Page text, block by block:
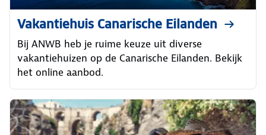
Vakantiehuis Canarische Eilanden
Bij ANWB heb je ruime keuze uit diverse
vakantiehuizen op de Canarische Eilanden. Bekijk
het online aanbod.